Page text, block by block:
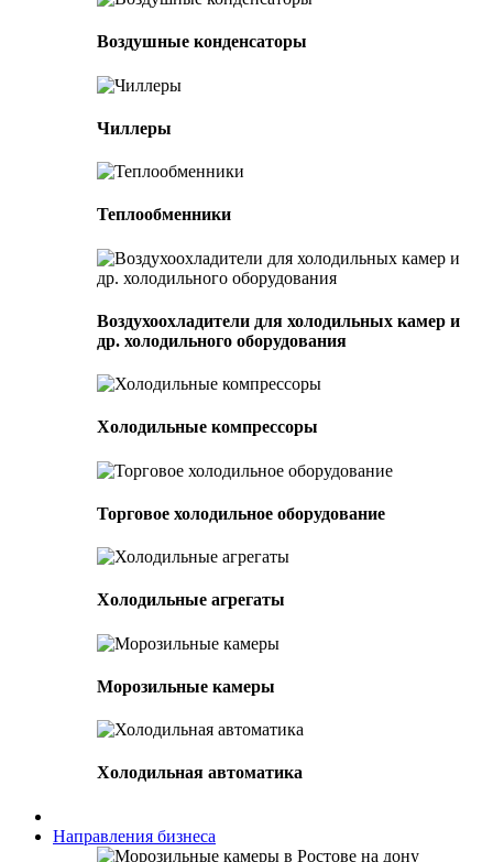
Воздушные конденсаторы
Чиллеры
Теплообменники
Воздухоохладители для холодильных камер и
др. холодильного оборудования
Холодильные компрессоры
Торговое холодильное оборудование
Холодильные агрегаты
Морозильные камеры
Холодильная автоматика
Направления бизнеса